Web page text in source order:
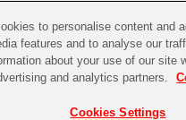
CHANNEL STORE
to personalise content and
features and to analyse our
about your use of our site
and analytics partners.
Cookies Settings